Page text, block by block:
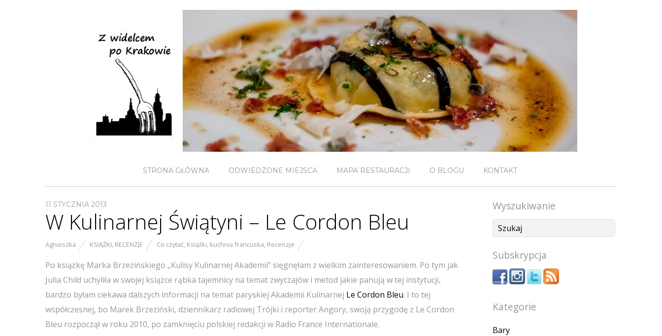
STRONA GŁÓWNA ODWIEDZONE MIEJSCA MAPA RESTAURACJI O BLOGU KONTAKT
11 STYCZNIA 2013
W Kulinarnej Świątyni – Le Cordon Bleu
Agnieszka KSIĄŻKI, RECENZJE Co czytać, Książki, kuchnia francuska, Recenzje
Po książkę Marka Brzezińskiego „Kulisy Kulinarnej Akademii” sięgnęłam z wielkim zainteresowaniem. Po tym jak
Julia Child uchyliła w swojej książce rąbka tajemnicy na temat zwyczajów i metod jakie panują w tej instytucji,
bardzo byłam ciekawa dalszych informacji na temat paryskiej Akademii Kulinarnej Le Cordon Bleu. I to tej
współczesnej, bo Marek Brzeziński, dziennikarz radiowej Trójki i reporter Angory, swoją przygodę z Le Cordon
Bleu rozpoczął w roku 2010, po zamknięciu polskiej redakcji w Radio France Internationale.
Wyszukiwanie
Subskrypcja
Kategorie
Bary